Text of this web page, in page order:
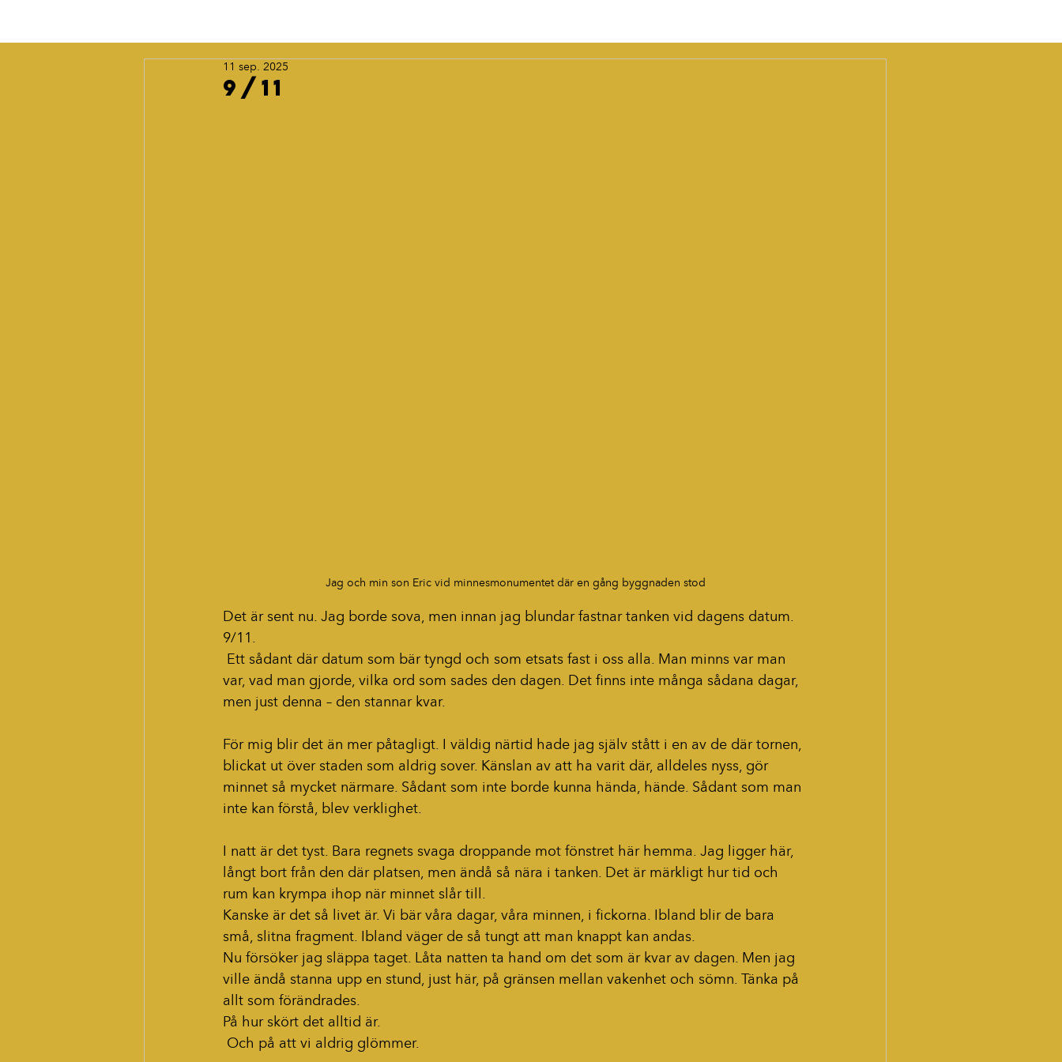
9/11
11 sep. 2025
Jag och min son Eric vid minnesmonumentet där en gång byggnaden stod
Det är sent nu. Jag borde sova, men innan jag blundar fastnar tanken vid dagens datum.
9/11.
var, vad man gjorde, vilka ord som sades den dagen. Det finns inte många sådana dagar,
men just denna – den stannar kvar.
För mig blir det än mer påtagligt. I väldig närtid hade jag själv stått i en av de där tornen,
blickat ut över staden som aldrig sover. Känslan av att ha varit där, alldeles nyss, gör
minnet så mycket närmare. Sådant som inte borde kunna hända, hände. Sådant som man
inte kan förstå, blev verklighet.
I natt är det tyst. Bara regnets svaga droppande mot fönstret här hemma. Jag ligger här,
långt bort från den där platsen, men ändå så nära i tanken. Det är märkligt hur tid och
rum kan krympa ihop när minnet slår till.
Kanske är det så livet är. Vi bär våra dagar, våra minnen, i fickorna. Ibland blir de bara
små, slitna fragment. Ibland väger de så tungt att man knappt kan andas.
Nu försöker jag släppa taget. Låta natten ta hand om det som är kvar av dagen. Men jag
ville ändå stanna upp en stund, just här, på gränsen mellan vakenhet och sömn. Tänka på
allt som förändrades.
På hur skört det alltid är.
Och på att vi aldrig glömmer.